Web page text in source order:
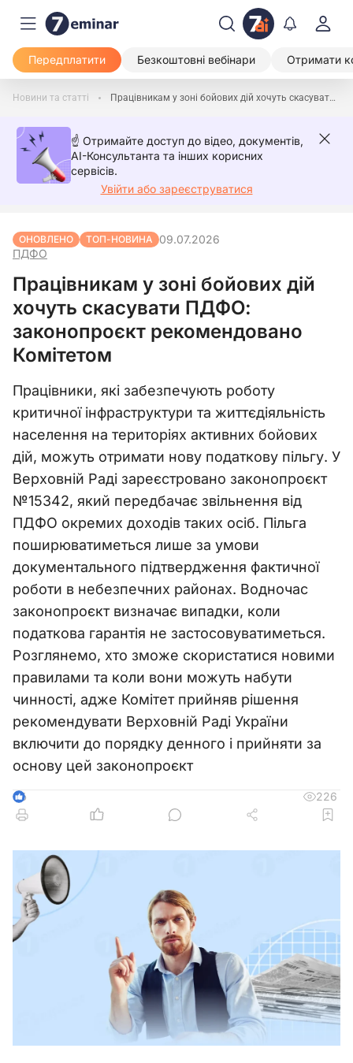
Передплатити Безкоштовні вебінари Отримати
Новини та статті Працівникам у зоні бойових дій хочуть скасувати ПДФО: законопроєкт рекомендовано Комітетом
☝️ Отримайте доступ до відео, документів,
AI-Консультанта та інших корисних
сервісів.
Увійти або зареєструватися
ОНОВЛЕНО ТОП-НОВИНА
ПДФО
09.07.2026
Працівникам у зоні бойових дій
хочуть скасувати ПДФО:
законопроєкт рекомендовано
Комітетом
Працівники, які забезпечують роботу
критичної інфраструктури та життєдіяльність
населення на територіях активних бойових
дій, можуть отримати нову податкову пільгу. У
Верховній Раді зареєстровано законопроєкт
№15342, який передбачає звільнення від
ПДФО окремих доходів таких осіб. Пільга
поширюватиметься лише за умови
документального підтвердження фактичної
роботи в небезпечних районах. Водночас
законопроєкт визначає випадки, коли
податкова гарантія не застосовуватиметься.
Розглянемо, хто зможе скористатися новими
правилами та коли вони можуть набути
чинності, адже Комітет прийняв рішення
рекомендувати Верховній Раді України
включити до порядку денного і прийняти за
основу цей законопроєкт
6 226